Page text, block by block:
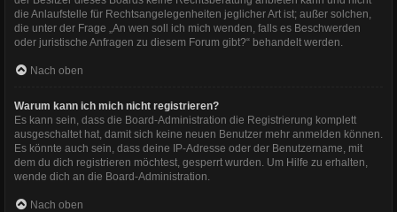
die Anlaufstelle für Rechtsangelegenheiten jeglicher Art ist; außer solchen,
die unter der Frage „An wen soll ich mich wenden, falls es Beschwerden
oder juristische Anfragen zu diesem Forum gibt?“ behandelt werden.
Nach oben
Warum kann ich mich nicht registrieren?
Es kann sein, dass die Board-Administration die Registrierung komplett
ausgeschaltet hat, damit sich keine neuen Benutzer mehr anmelden können.
Es könnte auch sein, dass deine IP-Adresse oder der Benutzername, mit
dem du dich registrieren möchtest, gesperrt wurden. Um Hilfe zu erhalten,
wende dich an die Board-Administration.
Nach oben